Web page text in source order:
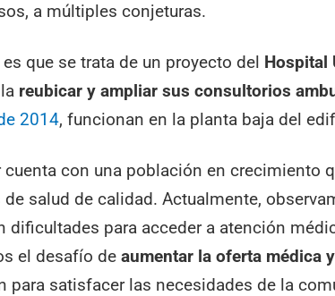
a múltiples conjeturas.
que se trata de un proyecto del Hospital
reubicar y ampliar sus consultorios
2014, funcionan en la planta baja del
cuenta con una población en crecimiento
salud de calidad. Actualmente,
dificultades para acceder a atención
el desafío deaumentar la oferta médica
para satisfacer las necesidades de la